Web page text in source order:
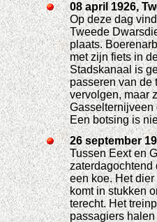
08 april 1926,
Op deze dag
Tweede
plaats.
met zijn fiets in
Stadskanaal is
passeren van de
vervolgen, maar
Gasselternijveen
Een botsing is
26 september
Tussen Eext en
zaterdagochtend
een koe. Het
komt in stukken
terecht. Het
passagiers